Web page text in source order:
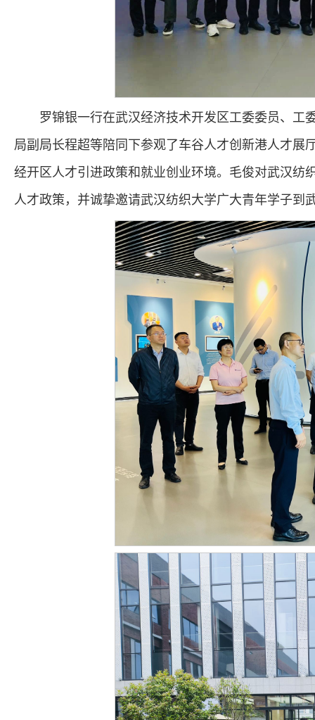
罗锦银一行在武汉经济技术开发区工委委员、工
局副局长程超等陪同下参观了车谷人才创新港人才展
经开区人才引进政策和就业创业环境。毛俊对武汉纺
人才政策，并诚挚邀请武汉纺织大学广大青年学子到